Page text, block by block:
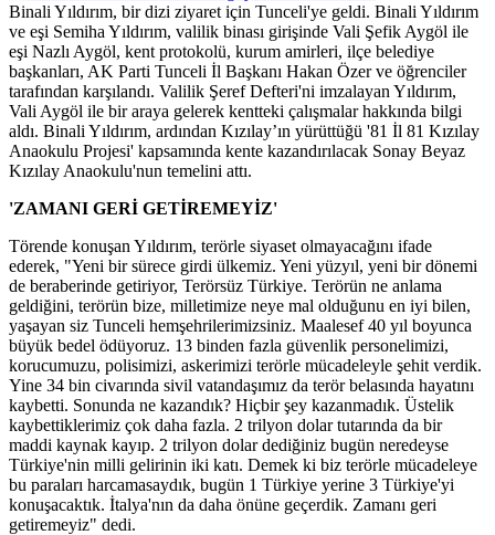
Binali Yıldırım, bir dizi ziyaret için Tunceli'ye geldi. Binali Yıldırım
ve eşi Semiha Yıldırım, valilik binası girişinde Vali Şefik Aygöl ile
eşi Nazlı Aygöl, kent protokolü, kurum amirleri, ilçe belediye
başkanları, AK Parti Tunceli İl Başkanı Hakan Özer ve öğrenciler
tarafından karşılandı. Valilik Şeref Defteri'ni imzalayan Yıldırım,
Vali Aygöl ile bir araya gelerek kentteki çalışmalar hakkında bilgi
aldı. Binali Yıldırım, ardından Kızılay’ın yürüttüğü '81 İl 81 Kızılay
Anaokulu Projesi' kapsamında kente kazandırılacak Sonay Beyaz
Kızılay Anaokulu'nun temelini attı.
'ZAMANI GERİ GETİREMEYİZ'
Törende konuşan Yıldırım, terörle siyaset olmayacağını ifade
ederek, "Yeni bir sürece girdi ülkemiz. Yeni yüzyıl, yeni bir dönemi
de beraberinde getiriyor, Terörsüz Türkiye. Terörün ne anlama
geldiğini, terörün bize, milletimize neye mal olduğunu en iyi bilen,
yaşayan siz Tunceli hemşehrilerimizsiniz. Maalesef 40 yıl boyunca
büyük bedel ödüyoruz. 13 binden fazla güvenlik personelimizi,
korucumuzu, polisimizi, askerimizi terörle mücadeleyle şehit verdik.
Yine 34 bin civarında sivil vatandaşımız da terör belasında hayatını
kaybetti. Sonunda ne kazandık? Hiçbir şey kazanmadık. Üstelik
kaybettiklerimiz çok daha fazla. 2 trilyon dolar tutarında da bir
maddi kaynak kayıp. 2 trilyon dolar dediğiniz bugün neredeyse
Türkiye'nin milli gelirinin iki katı. Demek ki biz terörle mücadeleye
bu paraları harcamasaydık, bugün 1 Türkiye yerine 3 Türkiye'yi
konuşacaktık. İtalya'nın da daha önüne geçerdik. Zamanı geri
getiremeyiz" dedi.